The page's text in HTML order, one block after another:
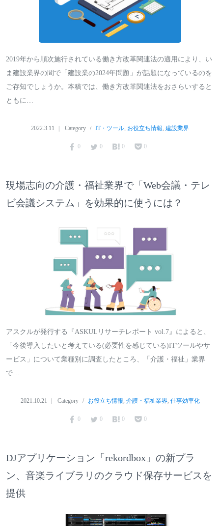
2019年から順次施行されている働き方改革関連法の適用により、い
ま建設業界の間で「建設業の2024年問題」が話題になっているのを
ご存知でしょうか。本稿では、働き方改革関連法をおさらいすると
ともに…
2022.3.11 Category IT・ツール お役立ち情報 建設業界
0 0 0 0
現場志向の介護・福祉業界で「Web会議・テレ
ビ会議システム」を効果的に使うには？
アスクルが発行する『ASKULリサーチレポート vol.7』によると、
「今後導入したいと考えている(必要性を感じている)ITツールやサ
ービス」について業種別に調査したところ、「介護・福祉」業界
で…
2021.10.21 Category お役立ち情報, 介護・福祉業界, 仕事効率化
0 0 0 0
DJアプリケーション「rekordbox」の新プラ
ン、音楽ライブラリのクラウド保存サービスを
提供